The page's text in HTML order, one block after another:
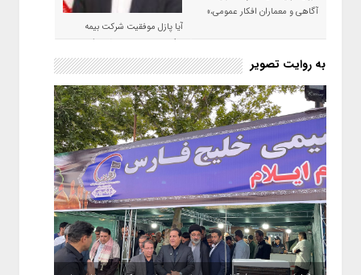
آگاهی و معماران افکار عمومی،»
آیا پازل موفقیت شرکت بیمه
حکمت صبا در سال ۱۴۰۵ کامل می
شود؟!
به روایت تصویر